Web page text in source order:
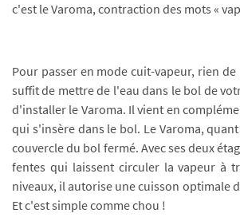
c'est le Varoma, contraction des mots «
Pour passer en mode cuit-vapeur, rien
suffit de mettre de l'eau dans le bol de
d'installer le Varoma. Il vient en
qui s'insère dans le bol. Le Varoma,
couvercle du bol fermé. Avec ses deux
fentes qui laissent circuler la vapeur à
niveaux, il autorise une cuisson optimale
Et c'est simple comme chou !